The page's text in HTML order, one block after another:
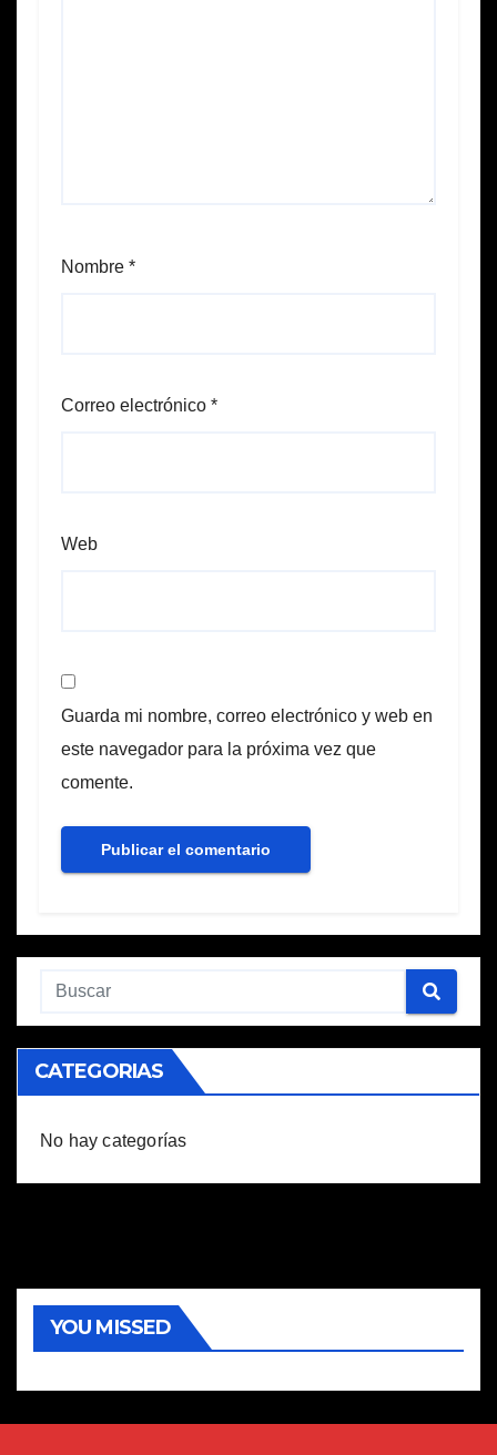
Nombre *
Correo electrónico *
Web
Guarda mi nombre, correo electrónico y web en
este navegador para la próxima vez que
comente.
CATEGORIAS
No hay categorías
YOU MISSED